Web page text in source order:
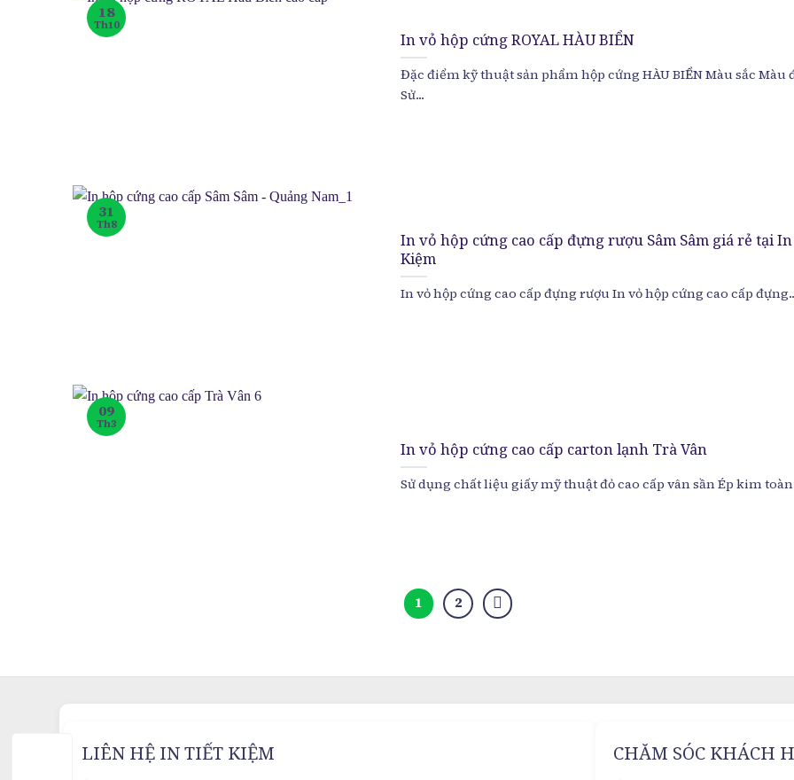
In vỏ hộp cứng ROYAL HÀU BIỂN
Đặc điểm kỹ thuật sản phẩm hộp cứng HÀU BIỂN Màu sắc Màu
Sử...
18
Th10
In vỏ hộp cứng cao cấp đựng rượu Sâm Sâm giá rẻ tại
Kiệm
In vỏ hộp cứng cao cấp đựng rượu In vỏ hộp cứng cao cấp
31
Th8
In vỏ hộp cứng cao cấp carton lạnh Trà Vân
Sử dụng chất liệu giấy mỹ thuật đỏ cao cấp vân sần Ép kim
09
Th3
1 2
LIÊN HỆ IN TIẾT KIỆM CHĂM SÓC KHÁCH